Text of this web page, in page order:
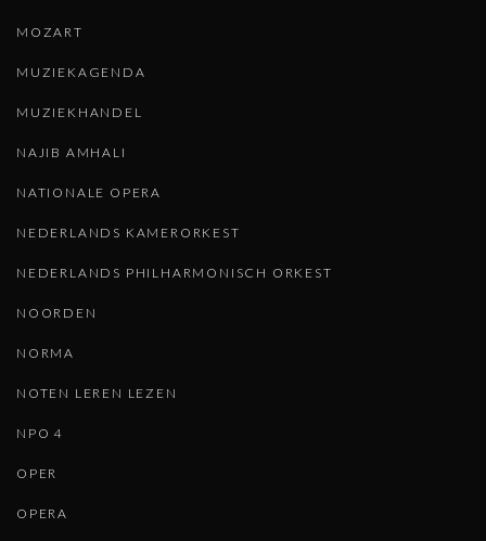
MOZART
MUZIEKAGENDA
MUZIEKHANDEL
NAJIB AMHALI
NATIONALE OPERA
NEDERLANDS KAMERORKEST
NEDERLANDS PHILHARMONISCH ORKEST
NOORDEN
NORMA
NOTEN LEREN LEZEN
NPO 4
OPER
OPERA